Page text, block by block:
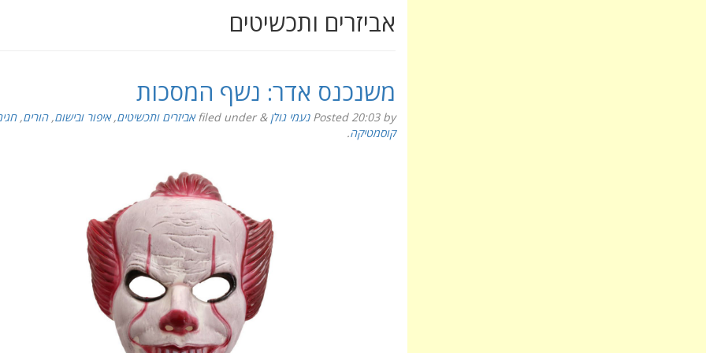
אביזרים ותכשיטים
משנכנס אדר: נשף המסכות
Posted20:03by נעמי גולן &
filed under אביזרים ותכשיטים,איפור ובישום,הורים,
קוסמטיקה.